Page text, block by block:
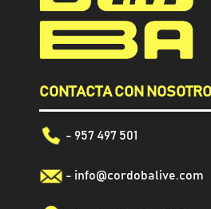
CONTACTA CON
- 957 497 501
- info@cordobalive.com